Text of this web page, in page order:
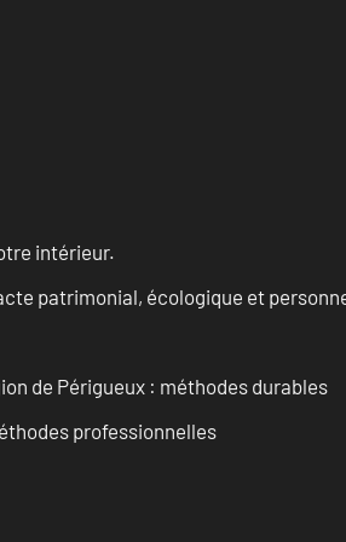
intérieur.
patrimonial, écologique et
de Périgueux : méthodes durables
professionnelles